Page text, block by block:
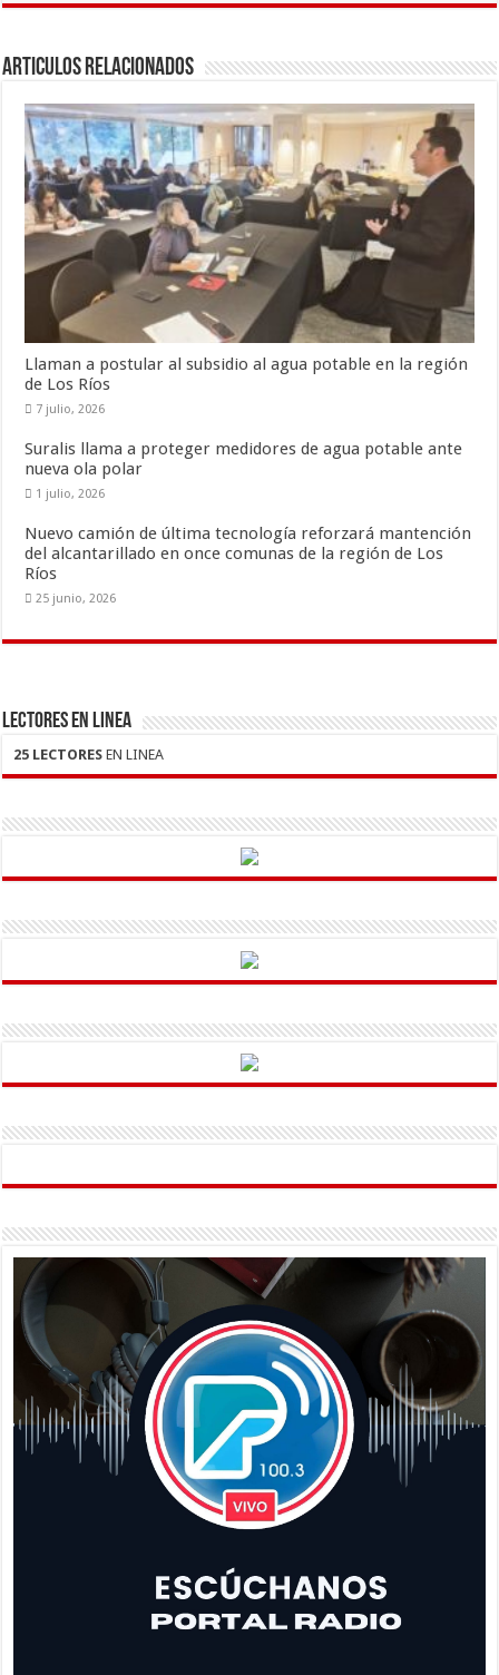
o
o
k
ar
ti
r
Articulos Relacionados
Llaman a postular al subsidio al agua potable en la región
de Los Ríos
7 julio, 2026
Suralis llama a proteger medidores de agua potable ante
nueva ola polar
1 julio, 2026
Nuevo camión de última tecnología reforzará mantención
del alcantarillado en once comunas de la región de Los
Ríos
25 junio, 2026
LECTORES EN LINEA
25 LECTORES EN LINEA